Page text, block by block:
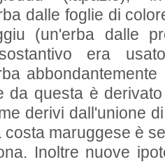
dalle foglie di
(un'erba dalle
era
da questa è
derivi dall'unione
maruggese è
Inoltre nuove